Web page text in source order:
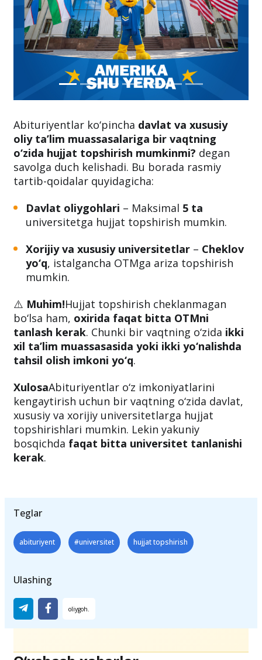
Abituriyentlar ko‘pincha davlat va xususiy
oliy ta’lim muassasalariga bir vaqtning
o‘zida hujjat topshirish mumkinmi? degan
savolga duch kelishadi. Bu borada rasmiy
tartib-qoidalar quyidagicha:
Davlat oliygohlari – Maksimal 5 ta
universitetga hujjat topshirish mumkin.
Xorijiy va xususiy universitetlar – Cheklov
yo‘q, istalgancha OTMga ariza topshirish
mumkin.
⚠️ Muhim!Hujjat topshirish cheklanmagan
bo‘lsa ham, oxirida faqat bitta OTMni
tanlash kerak. Chunki bir vaqtning o‘zida ikki
xil ta’lim muassasasida yoki ikki yo‘nalishda
tahsil olish imkoni yo‘q.
XulosaAbituriyentlar o‘z imkoniyatlarini
kengaytirish uchun bir vaqtning o‘zida davlat,
xususiy va xorijiy universitetlarga hujjat
topshirishlari mumkin. Lekin yakuniy
bosqichda faqat bitta universitet tanlanishi
kerak.
Teglar
abituriyent #universitet hujjat topshirish
Ulashing